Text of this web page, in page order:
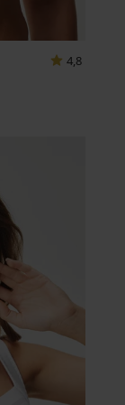
4,8